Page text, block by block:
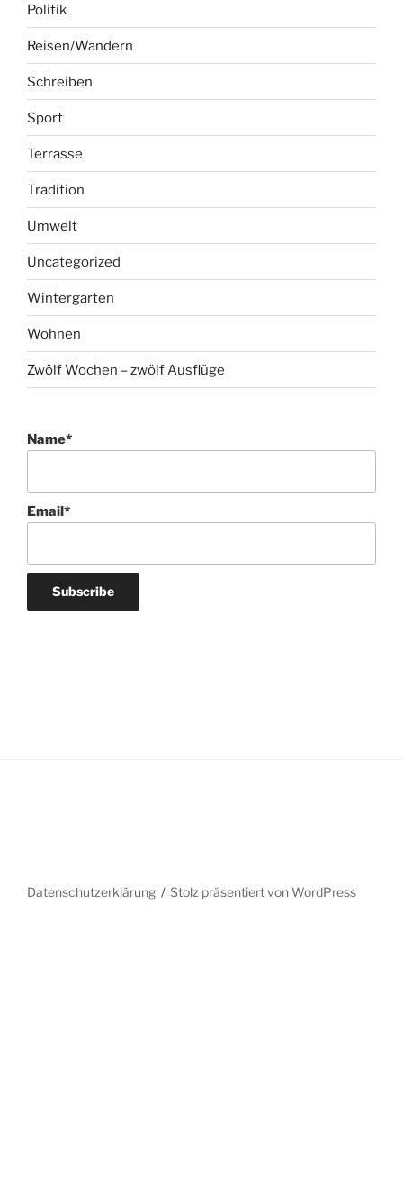
Politik
Reisen/Wandern
Schreiben
Sport
Terrasse
Tradition
Umwelt
Uncategorized
Wintergarten
Wohnen
Zwölf Wochen – zwölf Ausflüge
Name*
Email*
Datenschutzerklärung Stolz präsentiert von WordPress